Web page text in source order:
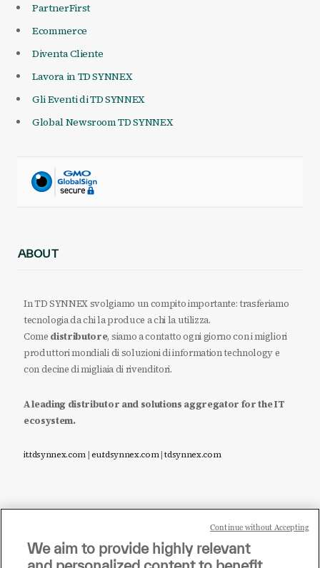
PartnerFirst
Ecommerce
Diventa Cliente
Lavora in TD SYNNEX
Gli Eventi di TD SYNNEX
Global Newsroom TD SYNNEX
ABOUT
In TD SYNNEX svolgiamo un compito importante: trasferiamo
tecnologia da chi la produce a chi la utilizza.
Come distributore, siamo a contatto ogni giorno con i migliori
produttori mondiali di soluzioni di information technology e
con decine di migliaia di rivenditori.
A leading distributor and solutions aggregator for the IT
ecosystem.
it.tdsynnex.com|eu.tdsynnex.com|tdsynnex.com
Sei un rivenditore di tecnologia e desideri acquistare
i prodotti o le soluzioni trattate sul blog?
We aim to provide highly relevant
Continue without Accepting